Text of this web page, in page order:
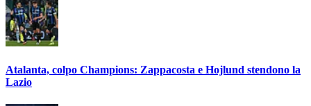
Atalanta, colpo Champions: Zappacosta e Hojlund stendono la
Lazio